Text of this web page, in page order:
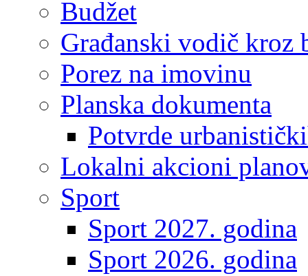
Budžet
Građanski vodič kroz
Porez na imovinu
Planska dokumenta
Potvrde
Lokalni akcioni
Sport
Sport 2027. godina
Sport 2026. godina